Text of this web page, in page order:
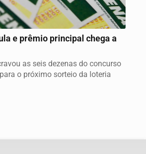
e prêmio principal chega a
as seis dezenas do concurso
o próximo sorteio da loteria